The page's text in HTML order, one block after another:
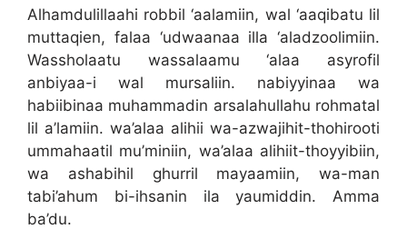
Alhamdulillaahi robbil ‘aalamiin, wal ‘aaqibatu lil
muttaqien, falaa ‘udwaanaa illa ‘aladzoolimiin.
Wassholaatu wassalaamu ‘alaa asyrofil
anbiyaa-i wal mursaliin. nabiyyinaa wa
habiibinaa muhammadin arsalahullahu rohmatal
lil a’lamiin. wa’alaa alihii wa-azwajihit-thohirooti
ummahaatil mu’miniin, wa’alaa alihiit-thoyyibiin,
wa ashabihil ghurril mayaamiin, wa-man
tabi’ahum bi-ihsanin ila yaumiddin. Amma
ba’du.